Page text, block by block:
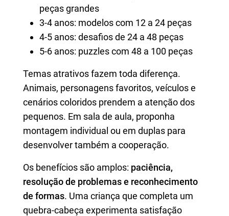
peças grandes
3-4 anos: modelos com 12 a 24 peças
4-5 anos: desafios de 24 a 48 peças
5-6 anos: puzzles com 48 a 100 peças
Temas atrativos fazem toda diferença.
Animais, personagens favoritos, veículos e
cenários coloridos prendem a atenção dos
pequenos. Em sala de aula, proponha
montagem individual ou em duplas para
desenvolver também a cooperação.
Os benefícios são amplos: paciência,
resolução de problemas e reconhecimento
de formas. Uma criança que completa um
quebra-cabeça experimenta satisfação